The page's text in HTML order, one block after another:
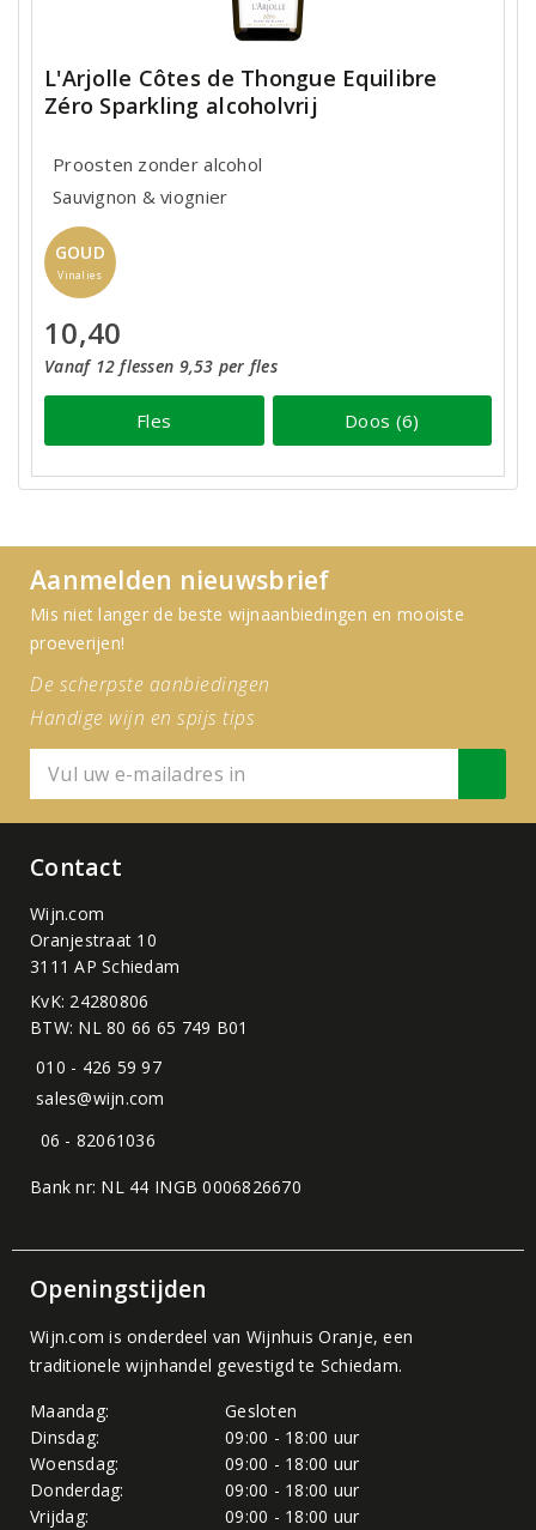
L'Arjolle Côtes de Thongue Equilibre
Zéro Sparkling alcoholvrij
Proosten zonder alcohol
Sauvignon & viognier
GOUD
Vinalies
10,40
Vanaf 12 flessen 9,53 per fles
Fles Doos (6)
Aanmelden nieuwsbrief
Mis niet langer de beste wijnaanbiedingen en mooiste
proeverijen!
De scherpste aanbiedingen
Handige wijn en spijs tips
Contact
Wijn.com
Oranjestraat 10
3111 AP Schiedam
KvK: 24280806
BTW: NL 80 66 65 749 B01
010 - 426 59 97
sales@wijn.com
06 - 82061036
Bank nr: NL 44 INGB 0006826670
Openingstijden
Wijn.com is onderdeel van Wijnhuis Oranje, een
traditionele wijnhandel gevestigd te Schiedam.
Maandag:
Gesloten
Dinsdag:
09:00 - 18:00 uur
Woensdag:
09:00 - 18:00 uur
Donderdag:
09:00 - 18:00 uur
Vrijdag:
09:00 - 18:00 uur